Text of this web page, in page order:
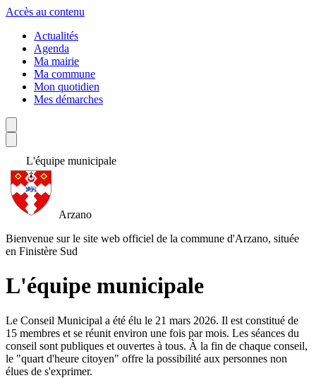
Accès au contenu
Actualités
Agenda
Ma mairie
Ma commune
Mon quotidien
Mes démarches
L'équipe municipale
Arzano
Bienvenue sur le site web officiel de la commune d'Arzano, située
en Finistère Sud
L'équipe municipale
Le Conseil Municipal a été élu le 21 mars 2026. Il est constitué de
15 membres et se réunit environ une fois par mois. Les séances du
conseil sont publiques et ouvertes à tous. À la fin de chaque conseil,
le "quart d'heure citoyen" offre la possibilité aux personnes non
élues de s'exprimer.